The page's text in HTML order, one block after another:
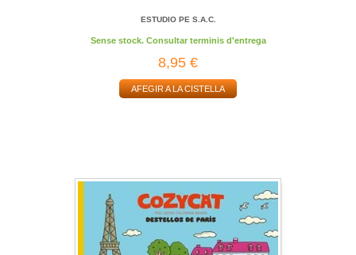
ESTUDIO PE S.A.C.
Sense stock. Consultar terminis d'entrega
8,95 €
AFEGIR A LA CISTELLA